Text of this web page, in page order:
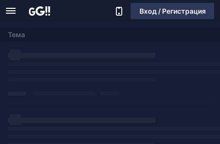
Вход / Регистрация
Тема